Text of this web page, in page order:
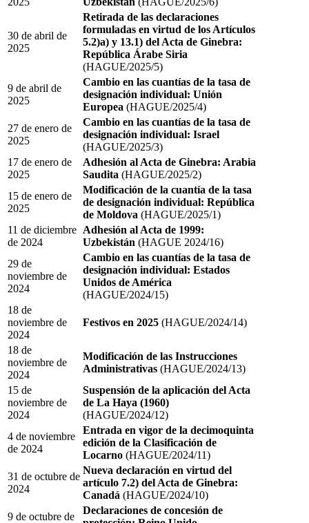
30 de abril de
2025
Retirada de las declaraciones
formuladas en virtud de los Artículos
5.2)a) y 13.1) del Acta de Ginebra:
República Árabe Siria
(HAGUE/2025/5)
9 de abril de
2025
Cambio en las cuantías de la tasa de
designación individual: Unión
Europea (HAGUE/2025/4)
27 de enero de
2025
Cambio en las cuantías de la tasa de
designación individual: Israel
(HAGUE/2025/3)
17 de enero de
2025
Adhesión al Acta de Ginebra: Arabia
Saudita (HAGUE/2025/2)
15 de enero de
2025
Modificación de la cuantía de la tasa
de designación individual: República
de Moldova (HAGUE/2025/1)
11 de diciembre
de 2024
Adhesión al Acta de 1999:
Uzbekistán (HAGUE 2024/16)
29 de
noviembre de
2024
Cambio en las cuantías de la tasa de
designación individual: Estados
Unidos de América
(HAGUE/2024/15)
18 de
noviembre de
2024
Festivos en 2025 (HAGUE/2024/14)
18 de
noviembre de
2024
Modificación de las Instrucciones
Administrativas (HAGUE/2024/13)
15 de
noviembre de
2024
Suspensión de la aplicación del Acta
de La Haya (1960)
(HAGUE/2024/12)
4 de noviembre
de 2024
Entrada en vigor de la decimoquinta
edición de la Clasificación de
Locarno (HAGUE/2024/11)
31 de octubre de
2024
Nueva declaración en virtud del
artículo 7.2) del Acta de Ginebra:
Canadá (HAGUE/2024/10)
9 de octubre de
Declaraciones de concesión de